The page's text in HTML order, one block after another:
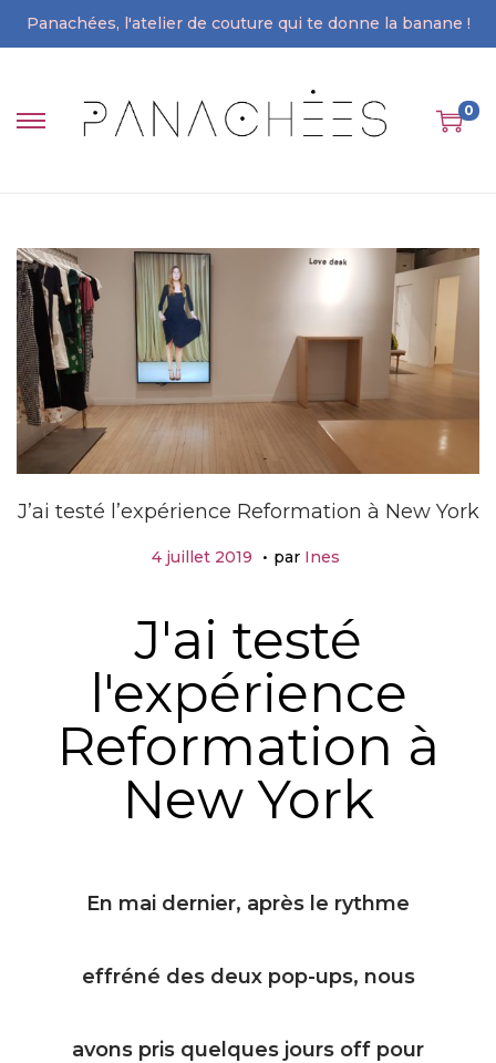
Panachées, l'atelier de couture qui te donne la banane !
0
J’ai testé l’expérience Reformation à New York
P
l
i
l
e
4 juillet 2019
4
l
e
2
0
1
. par Ines
J'ai testé
l'expérience
Reformation à
New York
En mai dernier, après le rythme
effréné des deux pop-ups, nous
avons pris quelques jours off pour